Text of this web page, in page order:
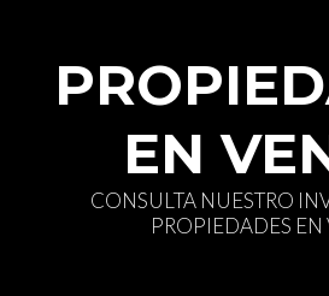
EN
CONSULTA NUESTRO
PROPIEDADES EN